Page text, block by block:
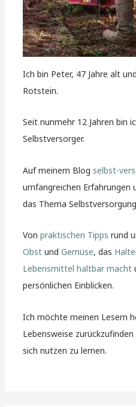
Ich bin Peter, 47 Jahre alt
Rotstein.
Seit nunmehr 12 Jahren bin
Selbstversorger.
Auf meinem Blogselbst-
umfangreichen Erfahrungen
das Thema
Vonpraktischen Tipps rund
Obst undGemüse, das
Lebensmittel haltbar macht
persönlichen Einblicken.
Ich möchte meinen Lesern
Lebensweise
sich nutzen zu lernen.